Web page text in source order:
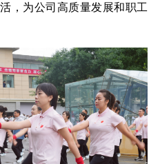
，为公司高质量发展和职工